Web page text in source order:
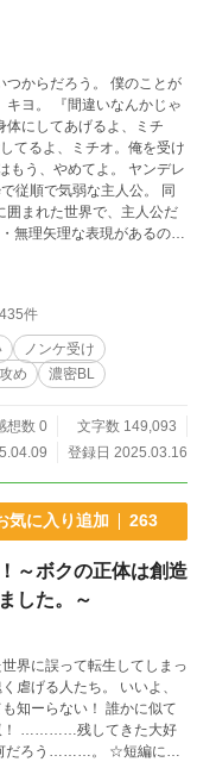
つからだろう。 僕のことが
ヨ。 『間違いなんかじゃ
体にしてあげるよ、ミチ
てるよ、ミチオ。俺を受け
やめてよ。 ヤンデレ
従順で気弱な主人公。 同
囲まれた世界で、主人公だ
女の子と致しかける（未
作者的にはハピエンだと
件
ノンケ受け
め 濃密BL
想数 0
文字数 149,093
登録日 2025.03.16
気に入り追加 263
～ボクの正体は創造
した。～
界に誤って転生してしまっ
虐げる人たち。 いいよ、
い！ 誰かに似て
。 ☆短編に変